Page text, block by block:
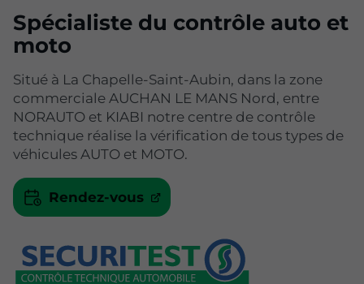
Spécialiste du contrôle auto et
moto
Situé à La Chapelle-Saint-Aubin, dans la zone
commerciale AUCHAN LE MANS Nord, entre
NORAUTO et KIABI notre centre de contrôle
technique réalise la vérification de tous types de
véhicules AUTO et MOTO.
Rendez-vous